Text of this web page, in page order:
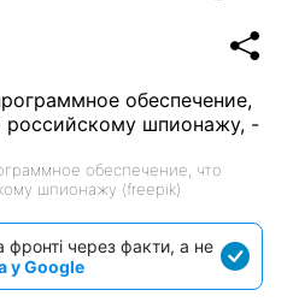
обеспечение, что
шпионажу (freepik)
фронті через факти, а не
у Google